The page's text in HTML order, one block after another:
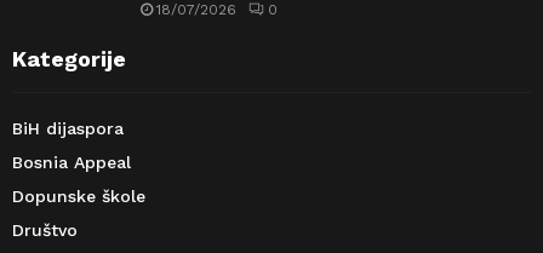
18/07/2026 0
Kategorije
BiH dijaspora
Bosnia Appeal
Dopunske škole
Društvo